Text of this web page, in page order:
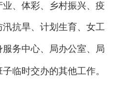
、体彩、 乡村振兴、 疫
抗旱、 计划生育、女工
服务中心、 局办公室、局
临时交办的其他工作。